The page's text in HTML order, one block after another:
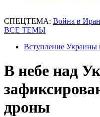
СПЕЦТЕМА: Война в
ВСЕ ТЕМЫ
Вступление Украины
В небе над
дроны